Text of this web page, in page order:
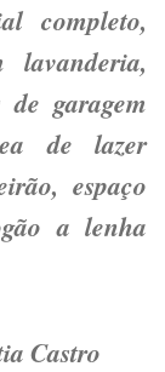
completo,
de garagem
de lazer
espaço
a lenha
Castro